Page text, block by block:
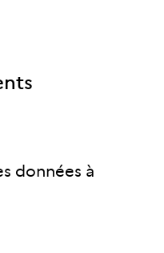
données à